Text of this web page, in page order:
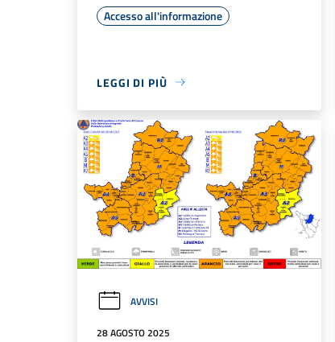
Accesso all'informazione
LEGGI DI PIÙ
AVVISI
28 AGOSTO 2025